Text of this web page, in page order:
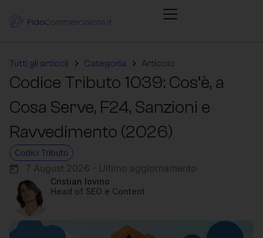
Tutti gli articoli Categoria Articolo
Codice Tributo 1039: Cos’è, a
Cosa Serve, F24, Sanzioni e
Ravvedimento (2026)
Codici Tributo
7 August 2026 - Ultimo aggiornamento
Cristian Iovino
Head of SEO e Content